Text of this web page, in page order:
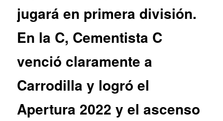
jugará en primera división.
En la C, Cementista C
venció claramente a
Carrodilla y logró el
Apertura 2022 y el ascenso